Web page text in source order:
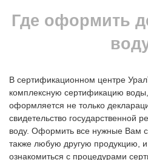
Где оформить
В сертификационном центре
комплексную сертификацию
оформляется не только
свидетельство государственной
воду. Оформить все нужные Вам
также любую другую продукцию,
ознакомиться с процедурами